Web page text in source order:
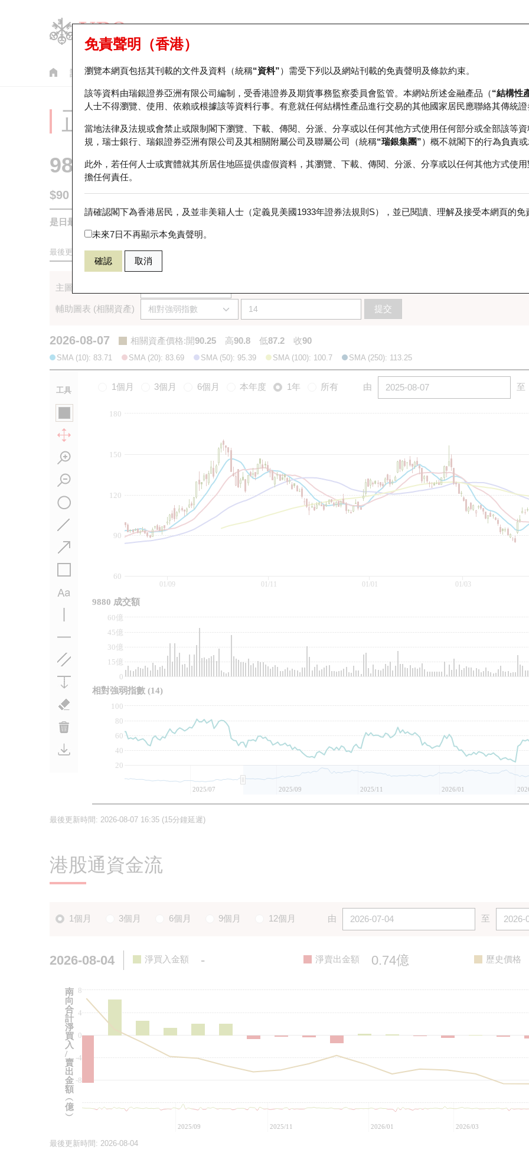
認股證 牛熊證 美股指數產品 輪證市場統計 正股資料及市場統計 瑞銀輪證教室
免責聲明（香港）
瀏覽本網頁包括其刊載的文件及資料（統稱“資料”）需受下列以及網站刊載的免責聲明及條款約束。
該等資料由瑞銀證券亞洲有限公司編制，受香港證券及期貨事務監察委員會監管。本網站所述金融產品（“結構性
人士不得瀏覽、使用、依賴或根據該等資料行事。有意就任何結構性產品進行交易的其他國家居民應聯絡其傳統
當地法律及法規或會禁止或限制閣下瀏覽、下載、傳閱、分派、分享或以任何其他方式使用任何部分或全部該等
規，瑞士銀行、瑞銀證券亞洲有限公司及其相關附屬公司及聯屬公司（統稱“瑞銀集團”）概不就閣下的行為負責
此外，若任何人士或實體就其所居住地區提供虛假資料，其瀏覽、下載、傳閱、分派、分享或以任何其他方式使
擔任何責任。
請確認閣下為香港居民，及並非美籍人士（定義見美國1933年證券法規則S），並已閱讀、理解及接受本網頁的免
未來7日不再顯示本免責聲明。
確認 取消
正股分析儀
9880 優必選 [H股]
$90 3.25 (+3.75%)
是日最高/最低價
最後更新時間:2026-08-07 16:35 (15分鐘延遲)
主圖表 (相關資產)
輔助圖表 (相關資產) 提交
2026-08-07 相關資產價格:開90.25 高90.8 低87.2 收90
SMA (10): 83.71 SMA (20): 83.69 SMA (50): 95.39 SMA (100): 100.7 SMA (250): 113.25
工具 1個月 3個月 6個月 本年度 1年 所有 由 至
150
60
90
120
180
0
15億
30億
45億
60億
20
40
60
80
100
01/09 01/11 01/01 01/03
2025/07 2025/09 2025/11 2026/01
9880 成交額
相對強弱指數 (14)
最後更新時間: 2026-08-07 16:35 (15分鐘延遲)
港股通資金流
1個月 3個月 6個月 9個月 12個月 由 至
2026-08-04 淨買入金額 - 淨賣出金額 0.74億 歷史價格
0
-8
-4
4
8
2025/09 2025/11 2026/01 2026/03
南
向
合
計
淨
買
入
/
賣
出
金
額
︵
億
︶
最後更新時間: 2026-08-04